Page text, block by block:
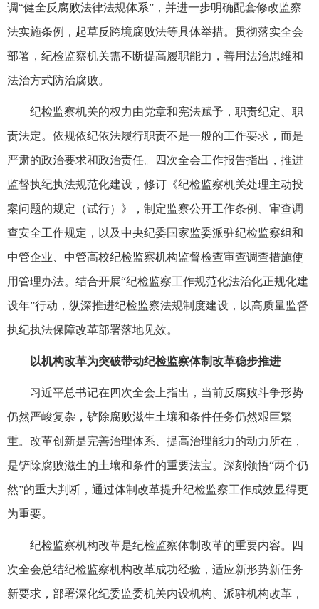
调“健全反腐败法律法规体系”，并进一步明确配套修改监察
法实施条例，起草反跨境腐败法等具体举措。贯彻落实全会
部署，纪检监察机关需不断提高履职能力，善用法治思维和
法治方式防治腐败。
纪检监察机关的权力由党章和宪法赋予，职责纪定、职
责法定。依规依纪依法履行职责不是一般的工作要求，而是
严肃的政治要求和政治责任。四次全会工作报告指出，推进
监督执纪执法规范化建设，修订《纪检监察机关处理主动投
案问题的规定（试行）》，制定监察公开工作条例、审查调
查安全工作规定，以及中央纪委国家监委派驻纪检监察组和
中管企业、中管高校纪检监察机构监督检查审查调查措施使
用管理办法。结合开展“纪检监察工作规范化法治化正规化建
设年”行动，纵深推进纪检监察法规制度建设，以高质量监督
执纪执法保障改革部署落地见效。
以机构改革为突破带动纪检监察体制改革稳步推进
习近平总书记在四次全会上指出，当前反腐败斗争形势
仍然严峻复杂，铲除腐败滋生土壤和条件任务仍然艰巨繁
重。改革创新是完善治理体系、提高治理能力的动力所在，
是铲除腐败滋生的土壤和条件的重要法宝。深刻领悟“两个仍
然”的重大判断，通过体制改革提升纪检监察工作成效显得更
为重要。
纪检监察机构改革是纪检监察体制改革的重要内容。四
次全会总结纪检监察机构改革成功经验，适应新形势新任务
新要求，部署深化纪委监委机关内设机构、派驻机构改革，